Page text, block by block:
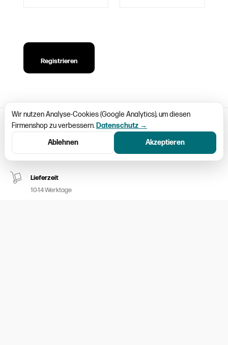
Registrieren
Schweizweiter Versand
Paketversand CHF 9.50
Lieferzeit
10-14 Werktage
Wir nutzen Analyse-Cookies (Google Analytics), um diesen
Firmenshop zu verbessern. Datenschutz →
Ablehnen
Akzeptieren